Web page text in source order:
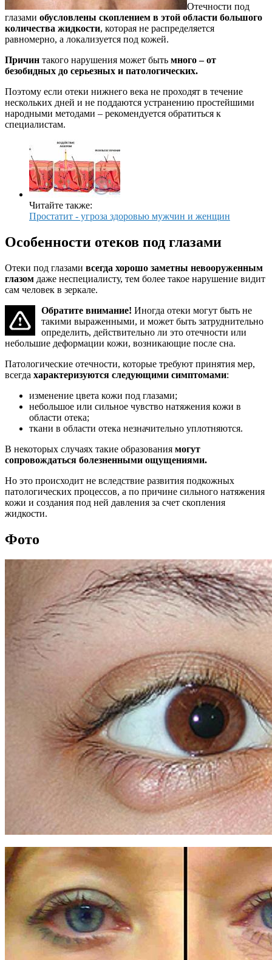
Отечности под
глазами обусловлены скоплением в этой области большого
количества жидкости, которая не распределяется
равномерно, а локализуется под кожей.
Причин такого нарушения может быть много – от
безобидных до серьезных и патологических.
Поэтому если отеки нижнего века не проходят в течение
нескольких дней и не поддаются устранению простейшими
народными методами – рекомендуется обратиться к
специалистам.
Читайте также:
Простатит - угроза здоровью мужчин и женщин
Особенности отеков под глазами
Отеки под глазами всегда хорошо заметны невооруженным
глазом даже неспециалисту, тем более такое нарушение видит
сам человек в зеркале.
Обратите внимание! Иногда отеки могут быть не
такими выраженными, и может быть затруднительно
определить, действительно ли это отечности или
небольшие деформации кожи, возникающие после сна.
Патологические отечности, которые требуют принятия мер,
всегда характеризуются следующими симптомами:
изменение цвета кожи под глазами;
небольшое или сильное чувство натяжения кожи в
области отека;
ткани в области отека незначительно уплотняются.
В некоторых случаях такие образования могут
сопровождаться болезненными ощущениями.
Но это происходит не вследствие развития подкожных
патологических процессов, а по причине сильного натяжения
кожи и создания под ней давления за счет скопления
жидкости.
Фото